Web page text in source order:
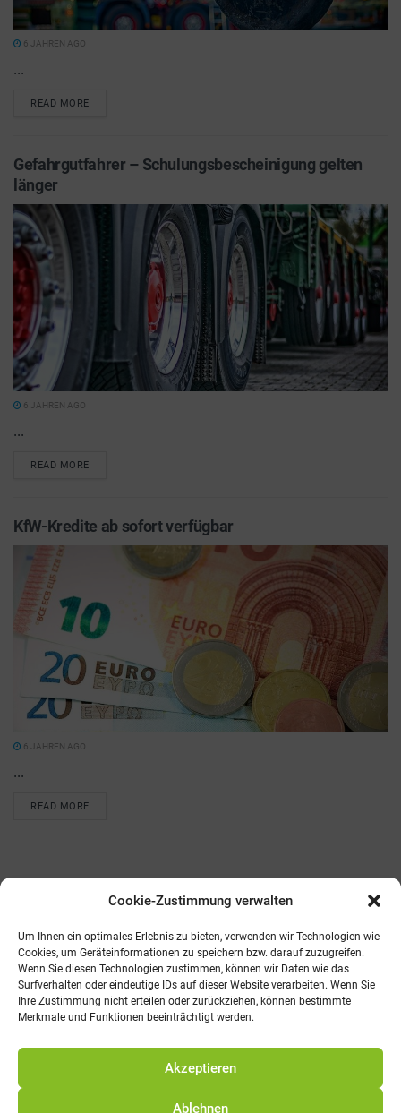
Cookie-Zustimmung verwalten
Um Ihnen ein optimales Erlebnis zu bieten, verwenden wir Technologien wie
Cookies, um Geräteinformationen zu speichern bzw. darauf zuzugreifen.
Wenn Sie diesen Technologien zustimmen, können wir Daten wie das
Surfverhalten oder eindeutige IDs auf dieser Website verarbeiten. Wenn Sie
Ihre Zustimmung nicht erteilen oder zurückziehen, können bestimmte
Merkmale und Funktionen beeinträchtigt werden.
Akzeptieren
Ablehnen
6 JAHREN AGO
...
READ MORE
Gefahrgutfahrer – Schulungsbescheinigung gelten
länger
6 JAHREN AGO
...
READ MORE
KfW-Kredite ab sofort verfügbar
6 JAHREN AGO
...
READ MORE
Kontakt AGB Fachmedien Cookie-Richtlinie (EU)
Telefon: 0821 242800
E-Mail: info@promv.de
© 2021 Pro Management Verlag